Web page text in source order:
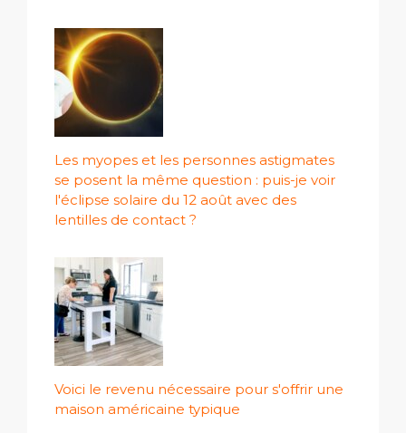
Les myopes et les personnes astigmates
se posent la même question : puis-je voir
l'éclipse solaire du 12 août avec des
lentilles de contact ?
Voici le revenu nécessaire pour s'offrir une
maison américaine typique